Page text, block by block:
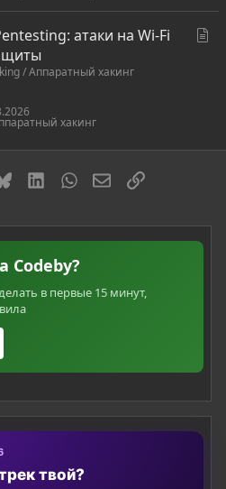
атаки на Wi-Fi
/ Аппаратный хакинг
хакинг
BlueskyLinkedInWhatsAppЭлектронная
Ссылка
Codeby?
в первые 15 минут,
твой?